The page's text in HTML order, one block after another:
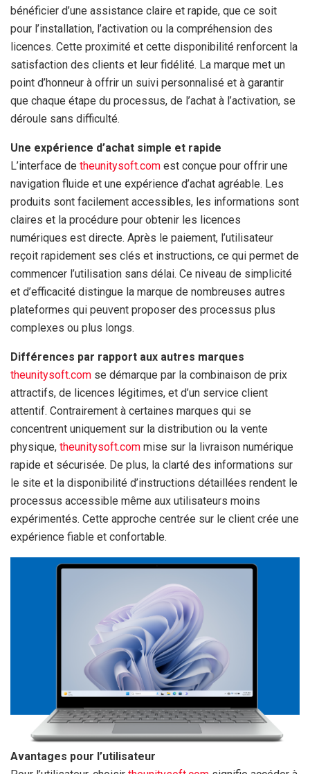
bénéficier d’une assistance claire et rapide, que ce soit
pour l’installation, l’activation ou la compréhension des
licences. Cette proximité et cette disponibilité renforcent la
satisfaction des clients et leur fidélité. La marque met un
point d’honneur à offrir un suivi personnalisé et à garantir
que chaque étape du processus, de l’achat à l’activation, se
déroule sans difficulté.
Une expérience d’achat simple et rapide
L’interface de theunitysoft.com est conçue pour offrir une
navigation fluide et une expérience d’achat agréable. Les
produits sont facilement accessibles, les informations sont
claires et la procédure pour obtenir les licences
numériques est directe. Après le paiement, l’utilisateur
reçoit rapidement ses clés et instructions, ce qui permet de
commencer l’utilisation sans délai. Ce niveau de simplicité
et d’efficacité distingue la marque de nombreuses autres
plateformes qui peuvent proposer des processus plus
complexes ou plus longs.
Différences par rapport aux autres marques
theunitysoft.com se démarque par la combinaison de prix
attractifs, de licences légitimes, et d’un service client
attentif. Contrairement à certaines marques qui se
concentrent uniquement sur la distribution ou la vente
physique, theunitysoft.com mise sur la livraison numérique
rapide et sécurisée. De plus, la clarté des informations sur
le site et la disponibilité d’instructions détaillées rendent le
processus accessible même aux utilisateurs moins
expérimentés. Cette approche centrée sur le client crée une
expérience fiable et confortable.
Avantages pour l’utilisateur